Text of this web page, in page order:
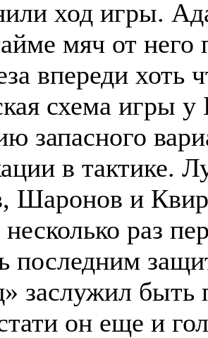
ход игры.
мяч от него
впереди хоть
схема игры
запасного
в тактике.
Шаронов и
несколько раз
последним
заслужил
он еще и